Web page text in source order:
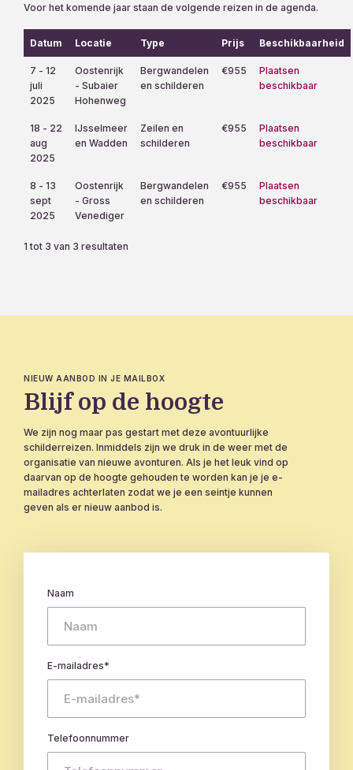
Voor het komende jaar staan de volgende reizen in de agenda.
Datum Locatie Type Prijs Beschikbaarheid
7 - 12
juli
2025
Oostenrijk
- Subaier
Hohenweg
Bergwandelen
en schilderen
€955
Plaatsen
beschikbaar
18 - 22
aug
2025
IJsselmeer
en Wadden
Zeilen en
schilderen
€955
Plaatsen
beschikbaar
8 - 13
sept
2025
Oostenrijk
- Gross
Venediger
Bergwandelen
en schilderen
€955
Plaatsen
beschikbaar
1 tot 3 van 3 resultaten
NIEUW AANBOD IN JE MAILBOX
Blijf op de hoogte
We zijn nog maar pas gestart met deze avontuurlijke
schilderreizen. Inmiddels zijn we druk in de weer met de
organisatie van nieuwe avonturen. Als je het leuk vind op
daarvan op de hoogte gehouden te worden kan je je e-
mailadres achterlaten zodat we je een seintje kunnen
geven als er nieuw aanbod is.
Naam
E-mailadres*
Telefoonnummer